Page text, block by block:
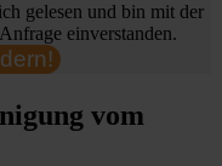
gelesen und bin mit der
einverstanden.
vom